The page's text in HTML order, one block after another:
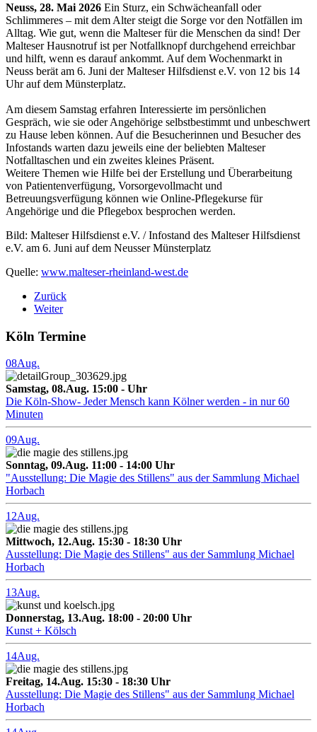
Neuss, 28. Mai 2026 Ein Sturz, ein Schwächeanfall oder
Schlimmeres – mit dem Alter steigt die Sorge vor den Notfällen im
Alltag. Wie gut, wenn die Malteser für die Menschen da sind! Der
Malteser Hausnotruf ist per Notfallknopf durchgehend erreichbar
und hilft, wenn es darauf ankommt. Auf dem Wochenmarkt in
Neuss berät am 6. Juni der Malteser Hilfsdienst e.V. von 12 bis 14
Uhr auf dem Münsterplatz.
Am diesem Samstag erfahren Interessierte im persönlichen
Gespräch, wie sie oder Angehörige selbstbestimmt und unbeschwert
zu Hause leben können. Auf die Besucherinnen und Besucher des
Infostands warten dazu jeweils eine der beliebten Malteser
Notfalltaschen und ein zweites kleines Präsent.
Weitere Themen wie Hilfe bei der Erstellung und Überarbeitung
von Patientenverfügung, Vorsorgevollmacht und
Betreuungsverfügung können wie Online-Pflegekurse für
Angehörige und die Pflegebox besprochen werden.
Bild: Malteser Hilfsdienst e.V. / Infostand des Malteser Hilfsdienst
e.V. am 6. Juni auf dem Neusser Münsterplatz
Quelle: www.malteser-rheinland-west.de
Zurück
Weiter
Köln Termine
08Aug.
Samstag, 08.Aug. 15:00 - Uhr
Die Köln-Show- Jeder Mensch kann Kölner werden - in nur 60
Minuten
09Aug.
Sonntag, 09.Aug. 11:00 - 14:00 Uhr
"Ausstellung: Die Magie des Stillens" aus der Sammlung Michael
Horbach
12Aug.
Mittwoch, 12.Aug. 15:30 - 18:30 Uhr
Ausstellung: Die Magie des Stillens" aus der Sammlung Michael
Horbach
13Aug.
Donnerstag, 13.Aug. 18:00 - 20:00 Uhr
Kunst + Kölsch
14Aug.
Freitag, 14.Aug. 15:30 - 18:30 Uhr
Ausstellung: Die Magie des Stillens" aus der Sammlung Michael
Horbach